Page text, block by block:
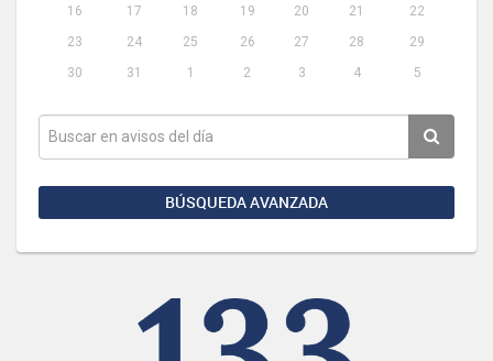
16
17 18 19 20 21
22
23
24 25 26 27 28
29
30
31 1 2 3 4 5
BÚSQUEDA AVANZADA